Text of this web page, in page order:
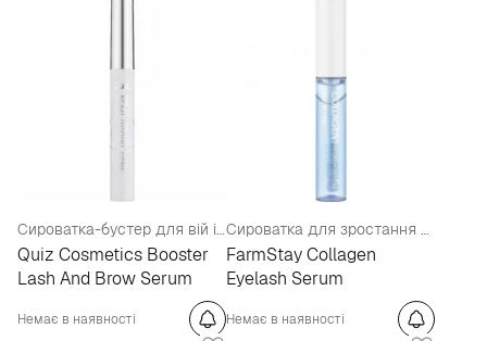
Сироватка-бустер для вій і брів
Quiz Cosmetics Booster
Lash And Brow Serum
Немає в наявності
Сироватка для зростання вій
FarmStay Collagen
Eyelash Serum
Немає в наявності